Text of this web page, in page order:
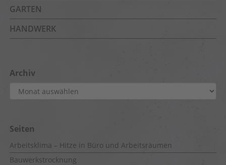
GARTEN
HANDWERK
Archiv
Archiv
Seiten
Arbeitsklima – Hitze in Büro und Arbeitsräumen
Bauwerkstrocknung